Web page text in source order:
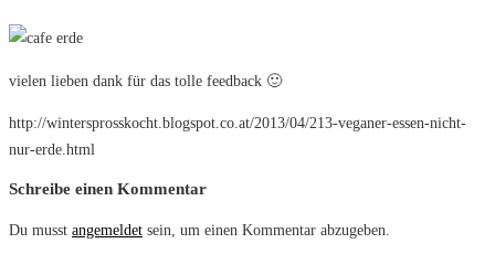
vielen lieben dank für das tolle feedback 🙂
http://wintersprosskocht.blogspot.co.at/2013/04/213-veganer-essen-nicht-
nur-erde.html
Schreibe einen Kommentar
Du musst angemeldet sein, um einen Kommentar abzugeben.